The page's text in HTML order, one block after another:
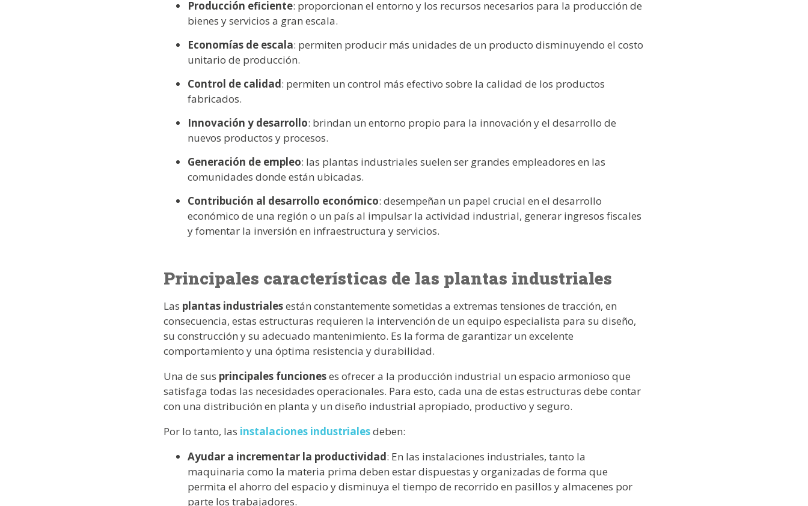
Producción eficiente: proporcionan el entorno y los recursos necesarios para la producción de
bienes y servicios a gran escala.
Economías de escala: permiten producir más unidades de un producto disminuyendo el costo
unitario de producción.
Control de calidad: permiten un control más efectivo sobre la calidad de los productos
fabricados.
Innovación y desarrollo: brindan un entorno propio para la innovación y el desarrollo de
nuevos productos y procesos.
Generación de empleo: las plantas industriales suelen ser grandes empleadores en las
comunidades donde están ubicadas.
Contribución al desarrollo económico: desempeñan un papel crucial en el desarrollo
económico de una región o un país al impulsar la actividad industrial, generar ingresos fiscales
y fomentar la inversión en infraestructura y servicios.
Principales características de las plantas industriales
Las plantas industrialesestán constantemente sometidas a extremas tensiones de tracción, en
consecuencia, estas estructuras requieren la intervención de un equipo especialista para su diseño,
su construcción y su adecuado mantenimiento. Es la forma de garantizar un excelente
comportamiento y una óptima resistencia y durabilidad.
Una de sus principales funcioneses ofrecer a la producción industrial un espacio armonioso que
satisfaga todas las necesidades operacionales. Para esto, cada una de estas estructuras debe contar
con una distribución en planta y un diseño industrial apropiado, productivo y seguro.
Por lo tanto, las instalaciones industrialesdeben:
Ayudar a incrementar la productividad: En las instalaciones industriales, tanto la
maquinaria como la materia prima deben estar dispuestas y organizadas de forma que
permita el ahorro del espacio y disminuya el tiempo de recorrido en pasillos y almacenes por
parte los trabajadores.